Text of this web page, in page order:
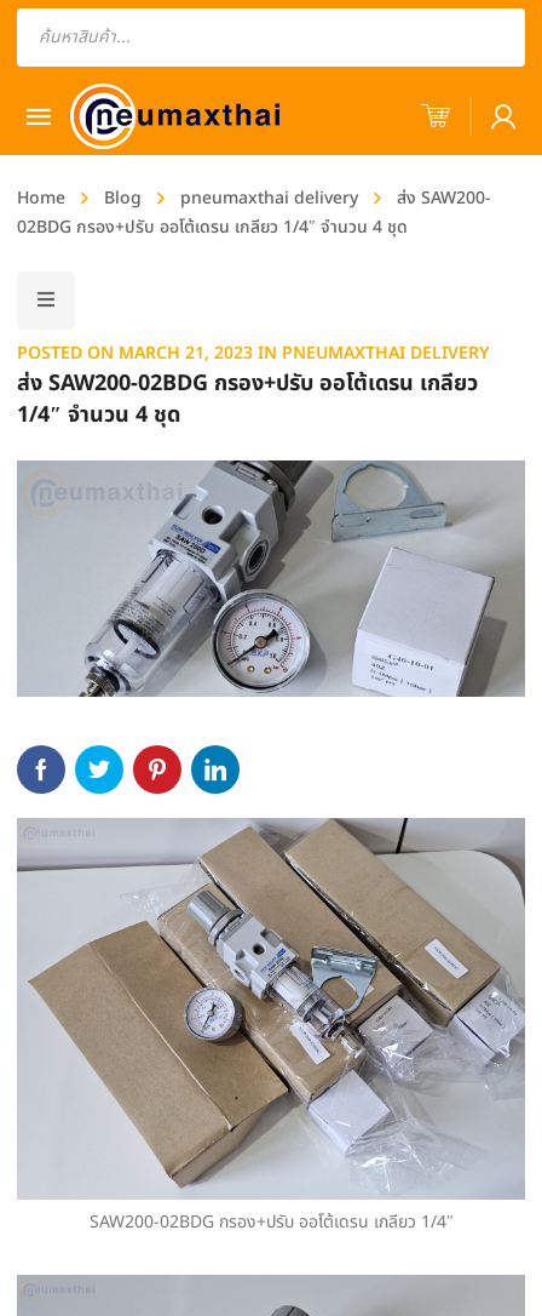
Products
search
Home Blog pneumaxthai delivery
ส่ง SAW200-
02BDG กรอง+ปรับ ออโต้เดรน เกลียว 1/4″ จำนวน 4 ชุด
POSTED ON MARCH 21, 2023IN PNEUMAXTHAI DELIVERY
ส่ง SAW200-02BDG กรอง+ปรับ ออโต้เดรน เกลียว
1/4″ จำนวน 4 ชุด
SAW200-02BDG กรอง+ปรับ ออโต้เดรน เกลียว 1/4″